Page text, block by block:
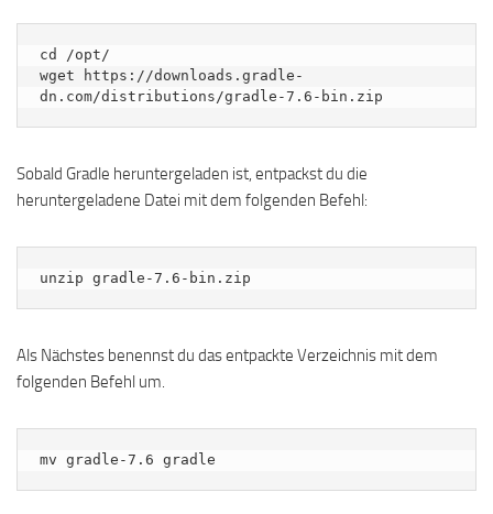
cd /opt/
wget https://downloads.gradle-
dn.com/distributions/gradle-7.6-bin.zip
Sobald Gradle heruntergeladen ist, entpackst du die
heruntergeladene Datei mit dem folgenden Befehl:
unzip gradle-7.6-bin.zip
Als Nächstes benennst du das entpackte Verzeichnis mit dem
folgenden Befehl um.
mv gradle-7.6 gradle